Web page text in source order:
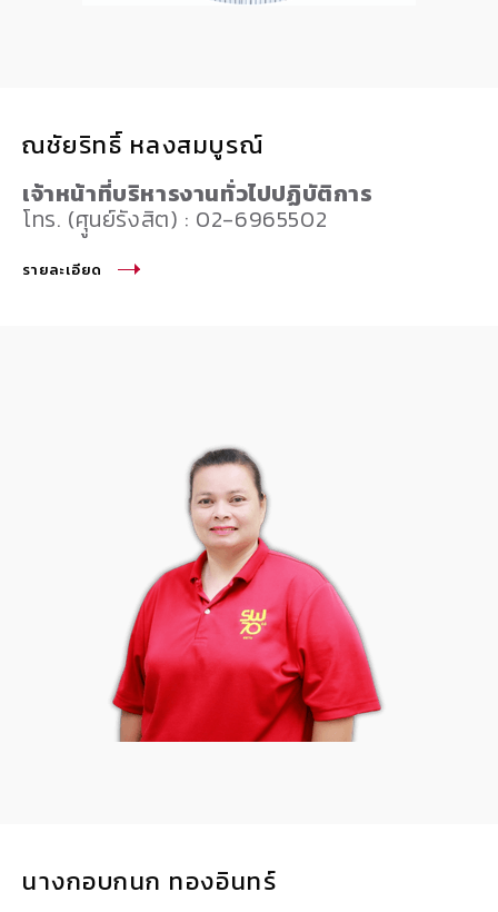
ณชัยริทธิ์ หลงสมบูรณ์
เจ้าหน้าที่บริหารงานทั่วไปปฏิบัติการ
โทร. (ศุูนย์รังสิต) : 02-6965502
รายละเอียด
นางกอบกนก ทองอินทร์